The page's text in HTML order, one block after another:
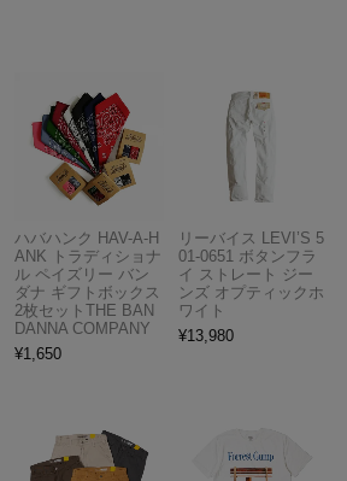
ハバハンク HAV-A-H
ANK トラディショナ
ル ペイズリー バン
ダナ ギフトボックス
2枚セットTHE BAN
DANNA COMPANY
¥1,650
リーバイス LEVI’S 5
01-0651 ボタンフラ
イ ストレート ジー
ンズ オプティックホ
ワイト
¥13,980